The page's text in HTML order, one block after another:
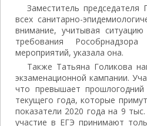
Заместитель
всех санитарно-
внимание, учитывая
требования
мероприятий, указала она.
Также Татьяна Голикова
экзаменационной кампании.
что превышает
текущего года, которые
показатели 2020 года на 9
участие в ЕГЭ принимают